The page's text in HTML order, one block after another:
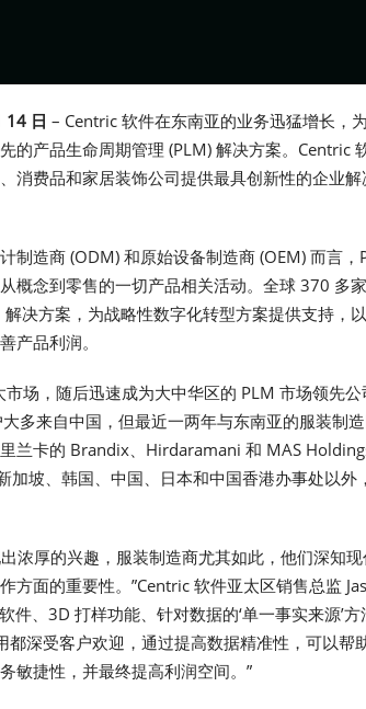
14 日 – Centric 软件在东南亚的业务迅猛增长，
的产品生命周期管理 (PLM) 解决方案。Centric
消费品和家居装饰公司提供最具创新性的企业
制造商 (ODM) 和原始设备制造商 (OEM) 而言，
概念到零售的一切产品相关活动。全球 370 多
决方案，为战略性数字化转型方案提供支持，
产品利润。
场，随后迅速成为大中华区的 PLM 市场领先公
多来自中国，但最近一两年与东南亚的服装制
兰卡的 Brandix、Hirdaramani 和 MAS
坡、韩国、中国、日本和中国香港办事处以外
浓厚的兴趣，服装制造商尤其如此，他们深知
方面的重要性。”Centric 软件亚太区销售总监
件、3D 打样功能、针对数据的‘单一事实来源’
都深受客户欢迎，通过提高数据精准性，可以帮
敏捷性，并最终提高利润空间。”